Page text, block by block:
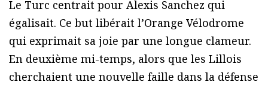
Le Turc centrait pour Alexis Sanchez qui
égalisait. Ce but libérait l’Orange Vélodrome
qui exprimait sa joie par une longue clameur.
En deuxième mi-temps, alors que les Lillois
cherchaient une nouvelle faille dans la défense